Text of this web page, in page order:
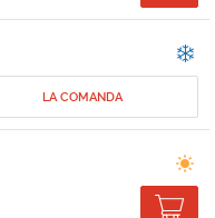
LA COMANDA